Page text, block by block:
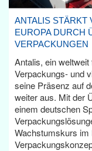
ANTALIS STÄRKT
EUROPA DURCH
VERPACKUNGEN
Antalis, ein
Verpackungs- und
seine Präsenz auf
weiter aus. Mit der
einem deutschen
Wachstumskurs im